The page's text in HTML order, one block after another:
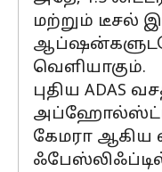
மற்றும் டீசல்
வெளியாகும்.
புதிய ADAS
அப்ஹோல்ஸ்ட்ரி
கேமரா ஆகிய